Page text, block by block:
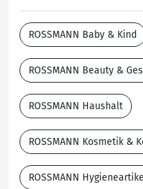
ROSSMANN Baby & Kind
ROSSMANN Beauty &
ROSSMANN Haushalt
ROSSMANN Kosmetik &
ROSSMANN